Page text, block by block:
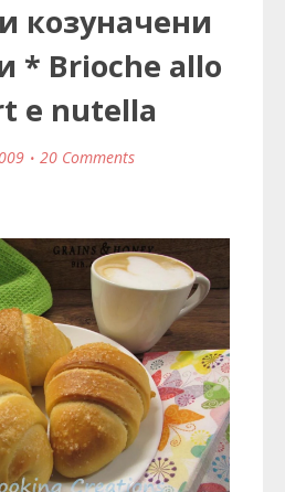
козуначени
* Brioche allo
e nutella
20 Comments